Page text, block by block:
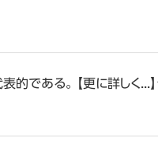
である。 【更に詳しく...